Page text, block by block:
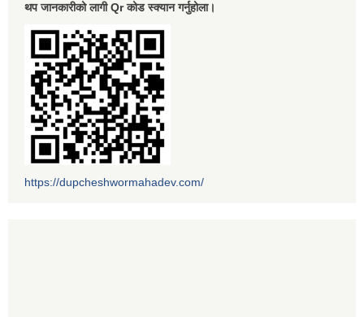
थप जानकारीको लागी Qr कोड स्क्यान गर्नुहोला।
https://dupcheshwormahadev.com/